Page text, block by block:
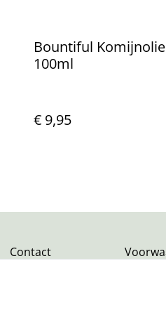
Bountiful
100ml
€ 9,95
Contact